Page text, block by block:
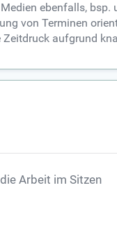
ebenfalls, bsp.
von Terminen
aufgrund
Arbeit im Sitzen